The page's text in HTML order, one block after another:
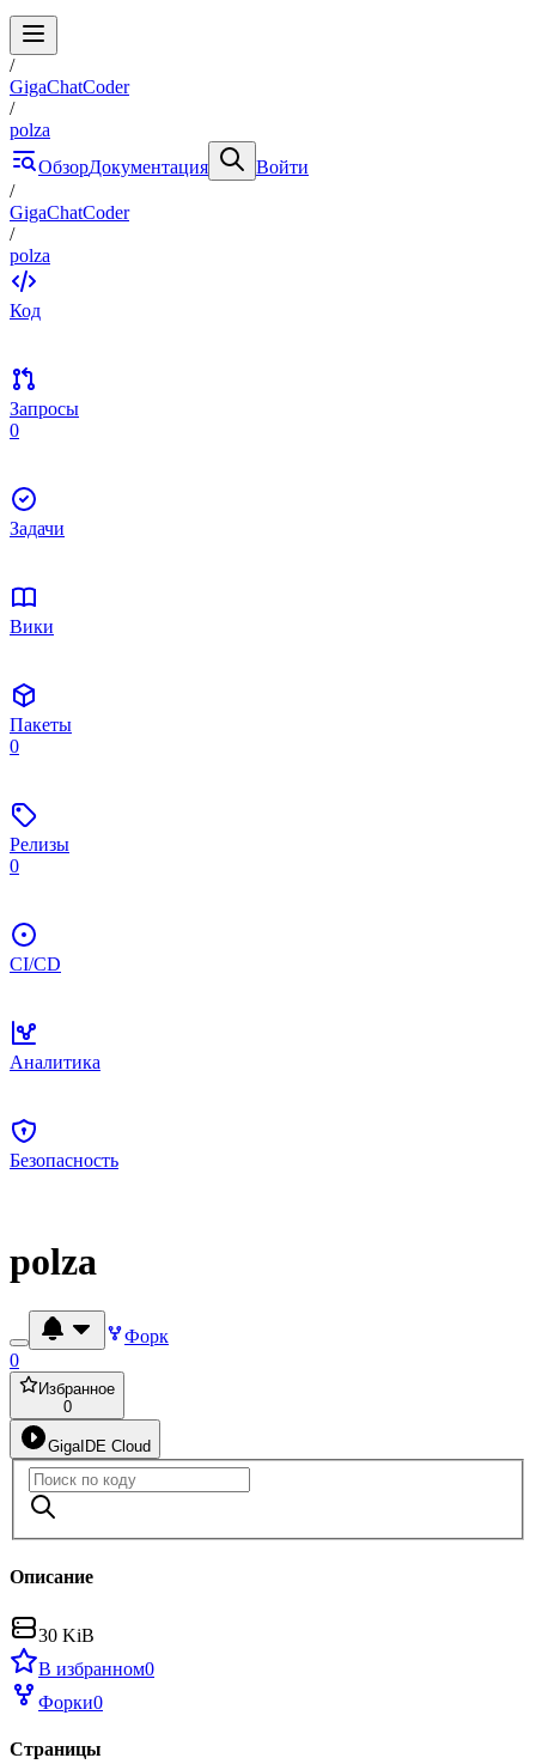
/
GigaChatCoder
/
polza
ОбзорДокументация
Войти
/
GigaChatCoder
/
polza
Код
Запросы
0
Задачи
Вики
Пакеты
0
Релизы
0
CI/CD
Аналитика
Безопасность
polza
Форк
0
Избранное
0
GigaIDE Cloud
Описание
30 KiB
В избранном0
Форки0
Страницы